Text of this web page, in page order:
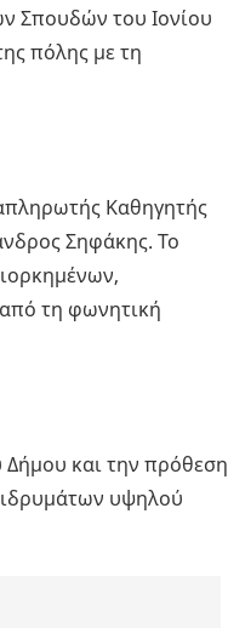
Σπουδών του Ιονίου
πόλης με τη
Καθηγητής
Σηφάκης. Το
τη φωνητική
και την πρόθεση
υψηλού